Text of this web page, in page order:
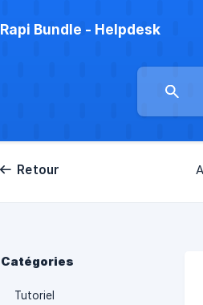
Rapi Bundle - Helpdesk
Retour
Catégories
Tutoriel